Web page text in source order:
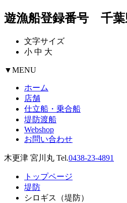
遊漁船登録番号 千葉
文字サイズ
小 中 大
▼MENU
ホーム
店舗
仕立船・乗合船
堤防渡船
Webshop
お問い合わせ
木更津 宮川丸 Tel.0438-23-4891
トップページ
堤防
シロギス（堤防）